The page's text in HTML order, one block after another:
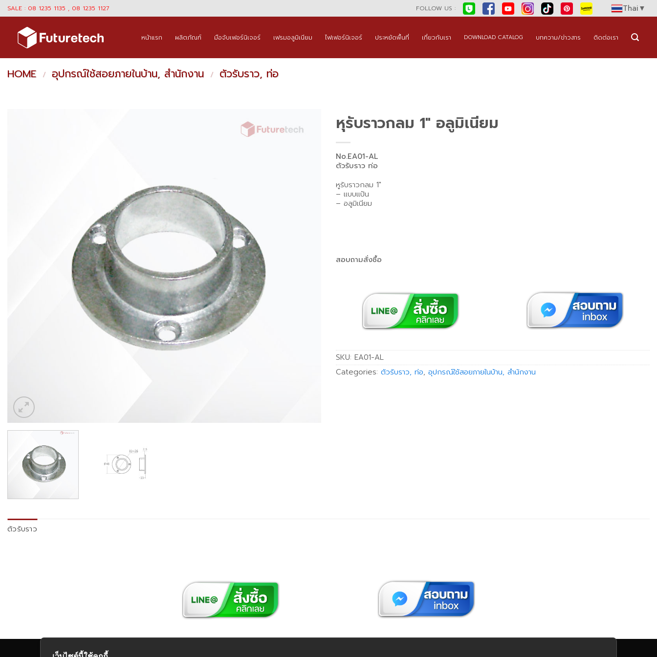
Skip
to
content
SALE : 08 1235 1135 , 08 1235 1127 FOLLOW US : Thai▼
หน้าแรก ผลิตภัณฑ์ มือจับเฟอร์นิเจอร์ เฟรมอลูมิเนียม ไฟเฟอร์นิเจอร์ ประหยัดพื้นที่ เกี่ยวกับเรา DOWNLOAD CATALOG บทความ/ข่าวสาร ติดต่อเรา
HOME / อุปกรณ์ใช้สอยภายในบ้าน, สำนักงาน / ตัวรับราว, ท่อ
หุรับราวกลม 1″ อลูมิเนียม
No.EA01-AL
ตัวรับราว ท่อ
หูรับราวกลม 1″
– แบบแป้น
– อลูมิเนียม
สอบถามสั่งซื้อ
SKU: EA01-AL
Categories: ตัวรับราว, ท่อ, อุปกรณ์ใช้สอยภายในบ้าน, สำนักงาน
ตัวรับราว